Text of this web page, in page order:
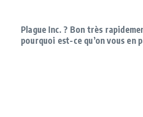
Plague Inc. ? Bon très
pourquoi est-ce qu’on vous en